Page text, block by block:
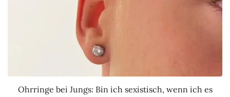
Ohrringe bei Jungs: Bin ich sexistisch, wenn ich es